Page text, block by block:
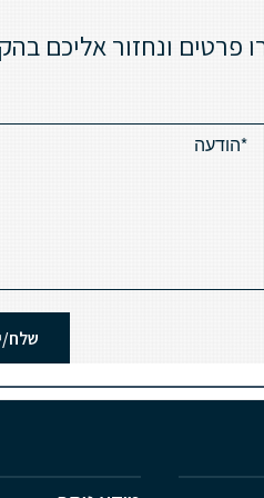
פרטים ונחזור אליכם